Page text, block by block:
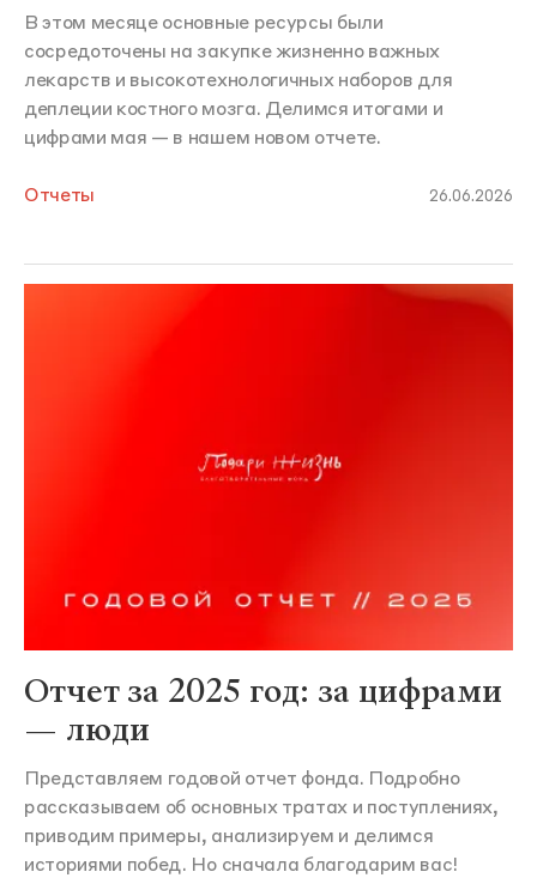
В этом месяце основные ресурсы были
сосредоточены на закупке жизненно важных
лекарств и высокотехнологичных наборов для
деплеции костного мозга. Делимся итогами и
цифрами мая — в нашем новом отчете.
Отчеты 26.06.2026
Отчет за 2025 год: за цифрами
— люди
Представляем годовой отчет фонда. Подробно
рассказываем об основных тратах и поступлениях,
приводим примеры, анализируем и делимся
историями побед. Но сначала благодарим вас!